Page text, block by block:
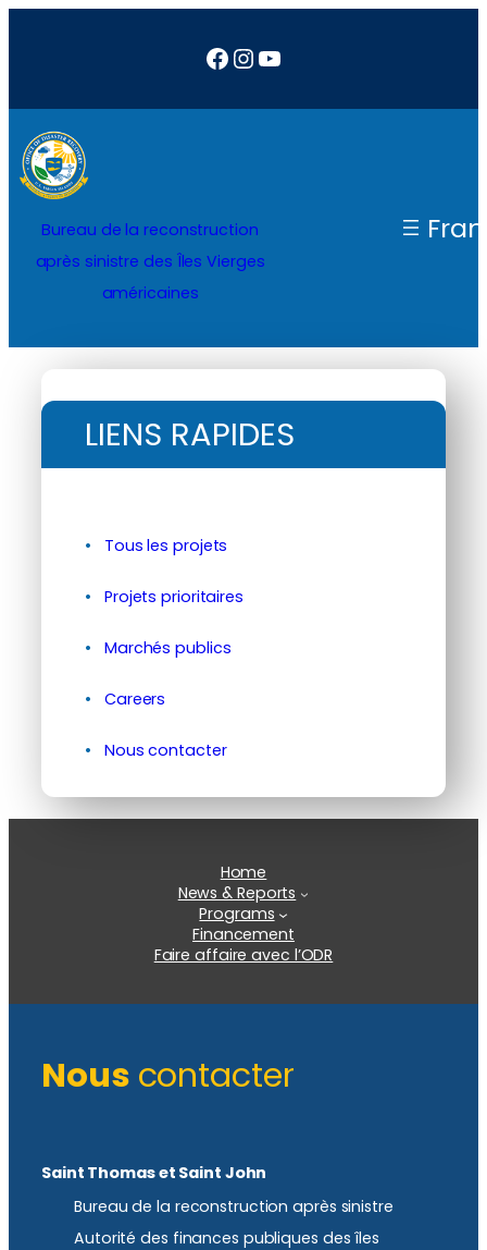
Facebook
Instagram
YouTube
Bureau de la reconstruction
après sinistre des Îles Vierges
américaines
LIENS RAPIDES
Tous les projets
Projets prioritaires
Marchés publics
Careers
Nous contacter
Home
News & Reports
Programs
Financement
Faire affaire avec l’ODR
Nous contacter
Saint Thomas et Saint John
Bureau de la reconstruction après sinistre
Autorité des finances publiques des îles